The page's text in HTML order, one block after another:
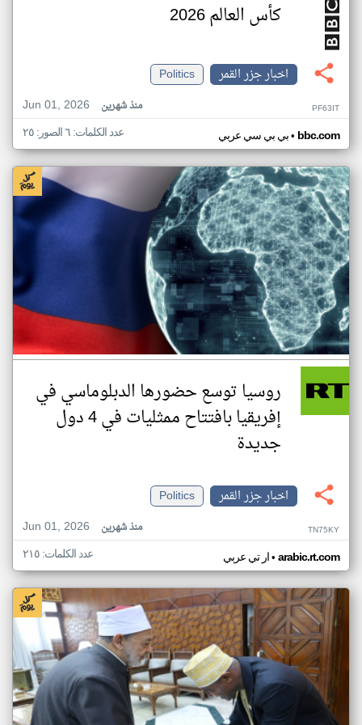
كأس العالم 2026
اخبار جزر القمر
Politics
Jun 01, 2026
منذ شهرين PF63IT
بي بي سي عربي• bbc.com عدد الكلمات: ٦ الصور: ٢٥
روسيا توسع حضورها الدبلوماسي في
إفريقيا بافتتاح ممثليات في 4 دول
جديدة
اخبار جزر القمر
Politics
Jun 01, 2026
منذ شهرين TN75KY
ار تي عربي• arabic.rt.com عدد الكلمات: ٢١٥